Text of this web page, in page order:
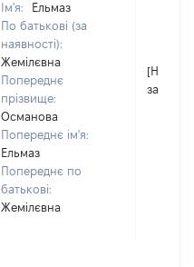
Ім'я:
Ельмаз
По батькові (за
наявності):
Жемілєвна
Попереднє
прізвище:
Османова
Попереднє ім'я:
Ельмаз
Попереднє по
батькові:
Жемілєвна
[Не